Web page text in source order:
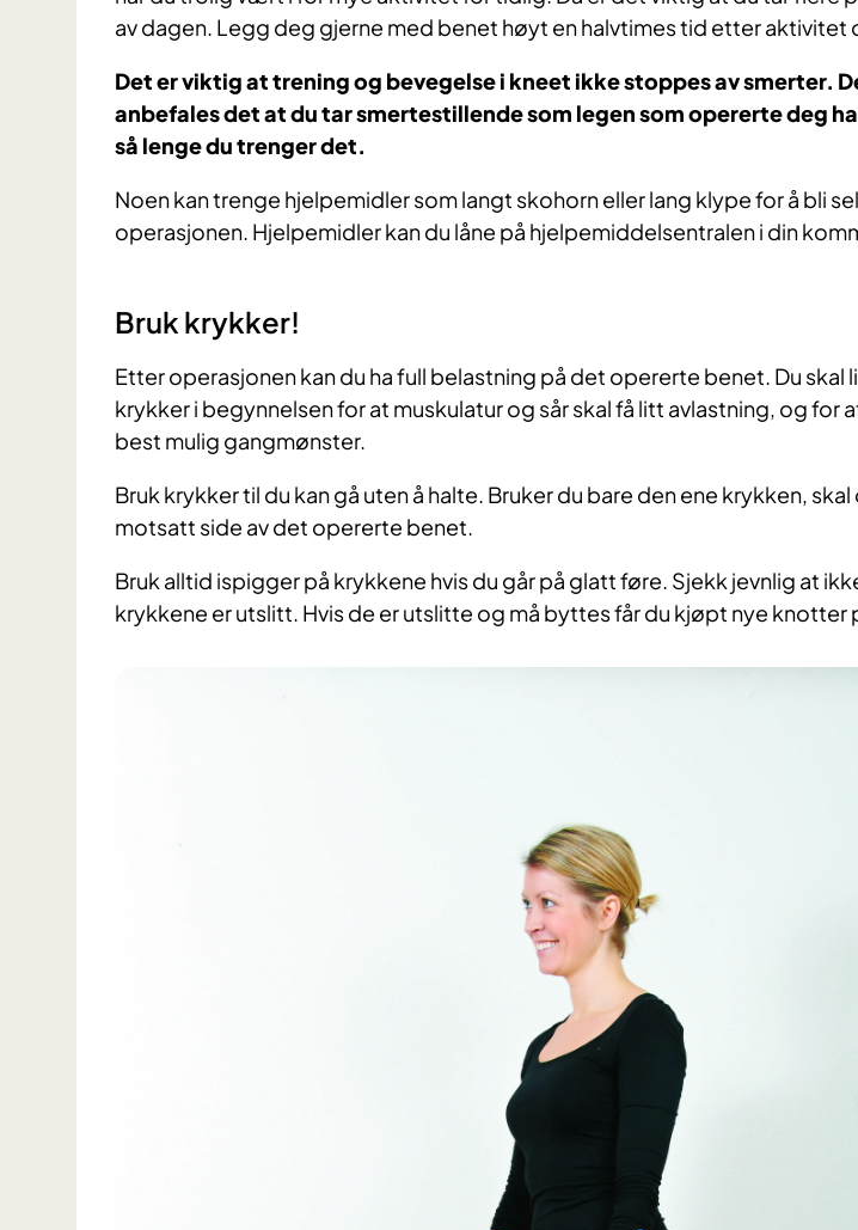
av dagen. Legg deg gjerne med benet høyt en halvtimes tid etter aktivitet
Det er viktig at trening og bevegelse i kneet ikke stoppes av smerter.
anbefales det at du tar smertestillende som legen som opererte deg
så lenge du trenger det.
Noen kan trenge hjelpemidler som langt skohorn eller lang klype for å bli
operasjonen. Hjelpemidler kan du låne på hjelpemiddelsentralen i din
Bruk krykker!
Etter operasjonen kan du ha full belastning på det opererte benet. Du skal
krykker i begynnelsen for at muskulatur og sår skal få litt avlastning, og for
best mulig gangmønster.
Bruk krykker til du kan gå uten å halte. Bruker du bare den ene krykken,
motsatt side av det opererte benet.
Bruk alltid ispigger på krykkene hvis du går på glatt føre. Sjekk jevnlig at
krykkene er utslitt. Hvis de er utslitte og må byttes får du kjøpt nye knotter